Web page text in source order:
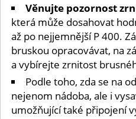
Věnujte pozornost
která může dosahovat
až po nejjemnější P 400.
bruskou opracovávat, na
a vybírejte zrnitost
Podle toho, zda se na
nejenom nádoba, ale i
umožňující také připojení